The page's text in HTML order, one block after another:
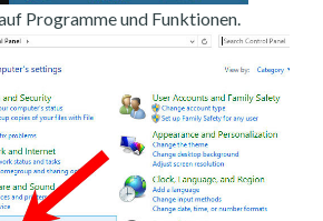
Programme und Funktionen.